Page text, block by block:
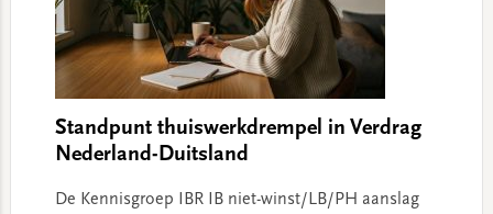
Standpunt thuiswerkdrempel in Verdrag
Nederland-Duitsland
De Kennisgroep IBR IB niet-winst/LB/PH aanslag